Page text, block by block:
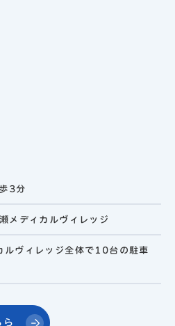
3分
メディカルヴィレッジ
ルヴィレッジ全体で10台の駐車
ら